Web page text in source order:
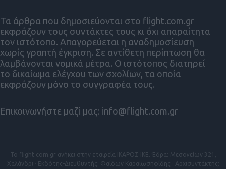
Τα άρθρα που δημοσιεύονται στο flight.com.gr
εκφράζουν τους συντάκτες τους κι όχι απαραίτητα
τον ιστότοπο. Απαγορεύεται η αναδημοσίευση
χωρίς γραπτή έγκριση. Σε αντίθετη περίπτωση θα
λαμβάνονται νομικά μέτρα. Ο ιστότοπος διατηρεί
το δικαίωμα ελέγχου των σχολίων, τα οποία
εκφράζουν μόνο το συγγραφέα τους.
Επικοινωνήστε μαζί μας: info@flight.com.gr
Το flight.com.gr ανήκει στην εταιρεία ΙΚΑΡΟΣ ΙΚΕ. Έδρα: Μεσογείων 321,
Χαλάνδρι · Εκδότης-Διευθυντής: Φαίδων Καραϊωσηφίδης · Αρχισυντάκτης: